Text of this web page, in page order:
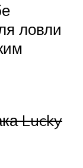
ловли
Lucky